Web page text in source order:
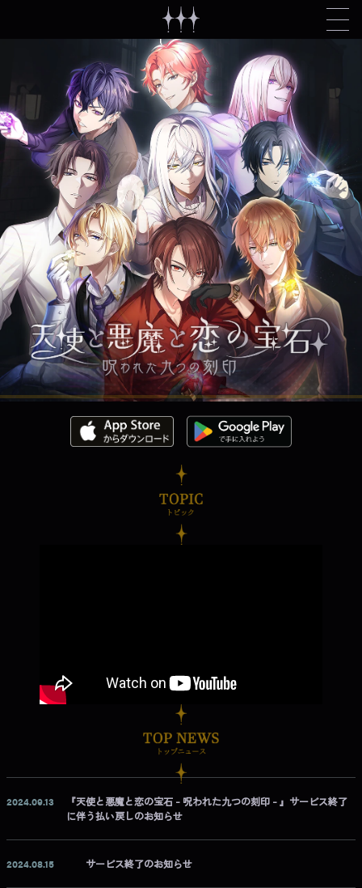
2024.09.13
『天使と悪魔と恋の宝石 - 呪われた九つの刻印 - 』サービス終了
に伴う払い戻しのお知らせ
2024.08.15 サービス終了のお知らせ